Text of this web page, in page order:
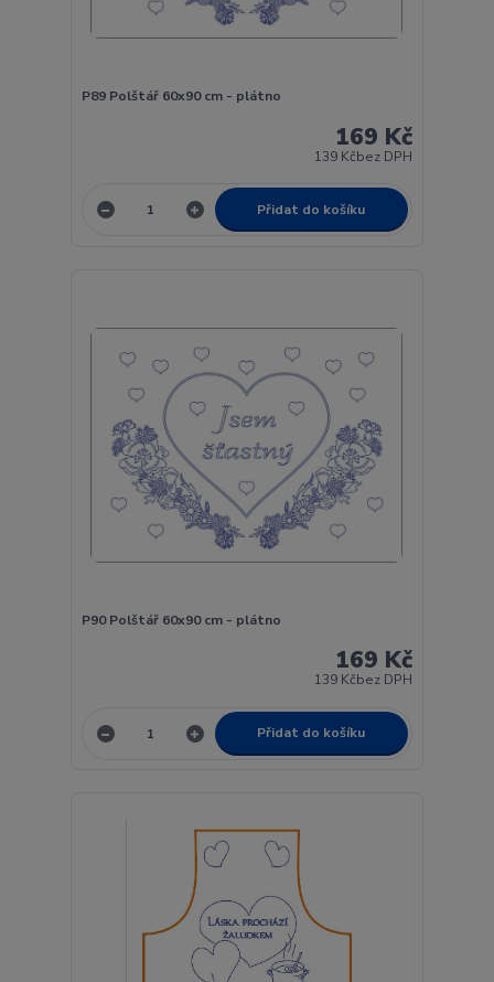
P89 Polštář 60x90 cm - plátno
169 Kč
139 Kčbez DPH
Přidat do košíku
P90 Polštář 60x90 cm - plátno
169 Kč
139 Kčbez DPH
Přidat do košíku